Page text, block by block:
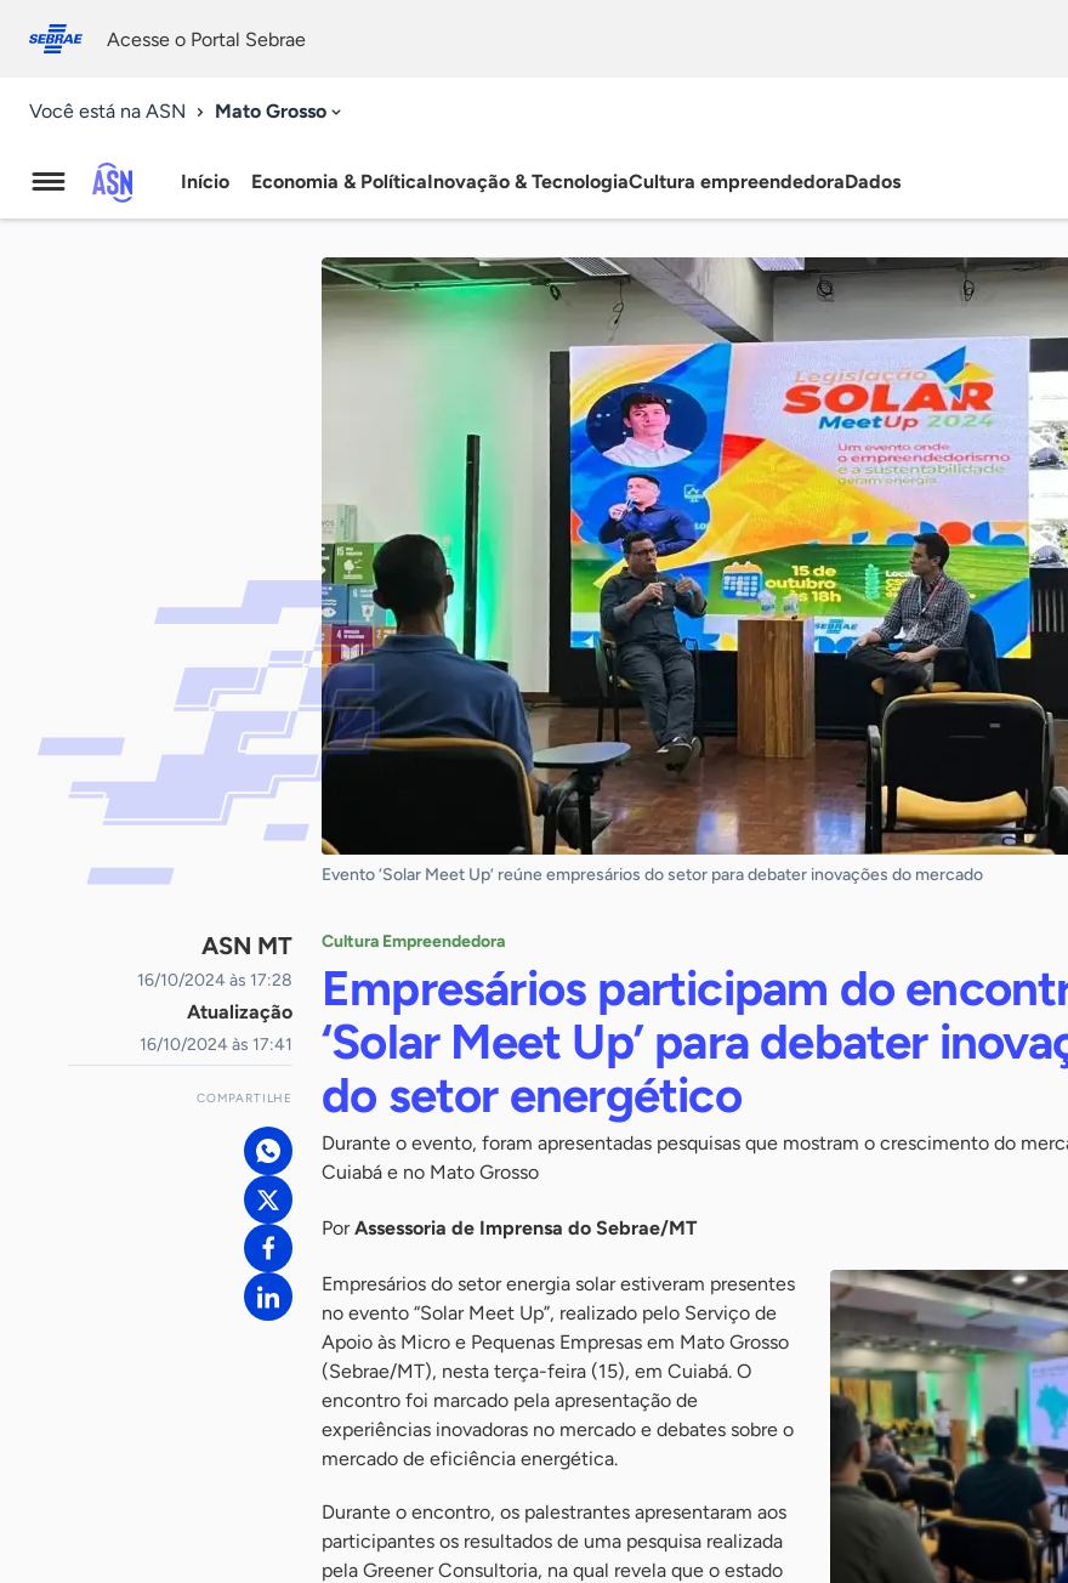
conosco
Acesse o Portal Sebrae
Você está na ASN Mato Grosso
Agência
Início Economia & PolíticaInovação & TecnologiaCultura empreendedoraDados
Evento ‘Solar Meet Up’ reúne empresários do setor para debater inovações do mercado
ASN MT
16/10/2024 às 17:28
Atualização
16/10/2024 às 17:41
COMPARTILHE
Cultura Empreendedora
Empresários participam do
‘Solar Meet Up’ para debater
do setor energético
Durante o evento, foram apresentadas pesquisas que mostram o crescimento do
Cuiabá e no Mato Grosso
PorAssessoria de Imprensa do Sebrae/MT
Empresários do setor energia solar estiveram presentes
no evento “Solar Meet Up”, realizado pelo Serviço de
Apoio às Micro e Pequenas Empresas em Mato Grosso
(Sebrae/MT), nesta terça-feira (15), em Cuiabá. O
encontro foi marcado pela apresentação de
experiências inovadoras no mercado e debates sobre o
mercado de eficiência energética.
Durante o encontro, os palestrantes apresentaram aos
participantes os resultados de uma pesquisa realizada
pela Greener Consultoria, na qual revela que o estado